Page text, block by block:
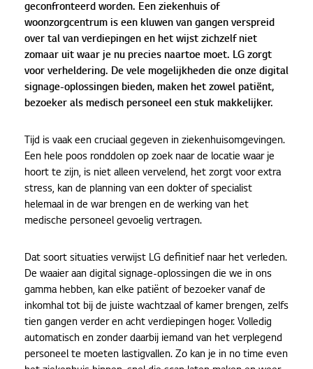
geconfronteerd worden. Een ziekenhuis of
woonzorgcentrum is een kluwen van gangen verspreid
over tal van verdiepingen en het wijst zichzelf niet
zomaar uit waar je nu precies naartoe moet. LG zorgt
voor verheldering. De vele mogelijkheden die onze digital
signage-oplossingen bieden, maken het zowel patiënt,
bezoeker als medisch personeel een stuk makkelijker.
Tijd is vaak een cruciaal gegeven in ziekenhuisomgevingen.
Een hele poos ronddolen op zoek naar de locatie waar je
hoort te zijn, is niet alleen vervelend, het zorgt voor extra
stress, kan de planning van een dokter of specialist
helemaal in de war brengen en de werking van het
medische personeel gevoelig vertragen.
Dat soort situaties verwijst LG definitief naar het verleden.
De waaier aan digital signage-oplossingen die we in ons
gamma hebben, kan elke patiënt of bezoeker vanaf de
inkomhal tot bij de juiste wachtzaal of kamer brengen, zelfs
tien gangen verder en acht verdiepingen hoger. Volledig
automatisch en zonder daarbij iemand van het verplegend
personeel te moeten lastigvallen. Zo kan je in no time even